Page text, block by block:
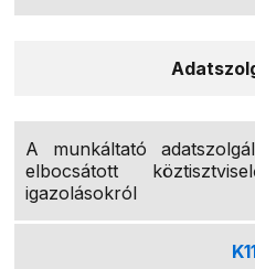
A munkáltató
elbocsátott
igazolásokról